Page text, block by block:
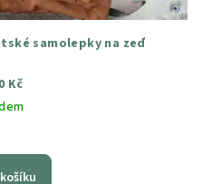
samolepky na zeď
Kč
produktu